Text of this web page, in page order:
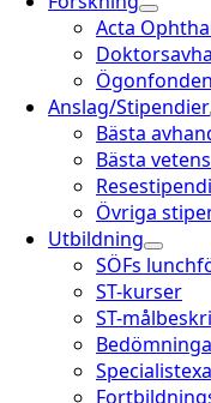
Acta
Anslag/Stipendier
Bästa
Bästa
Övriga
Utbildning
SÖFs
ST-kurser
ST-